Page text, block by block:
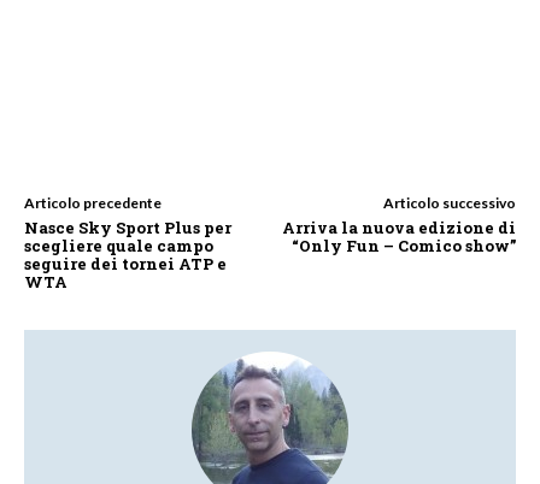
Articolo precedente
Nasce Sky Sport Plus per
scegliere quale campo
seguire dei tornei ATP e
WTA
Articolo successivo
Arriva la nuova edizione di
“Only Fun – Comico show”